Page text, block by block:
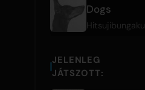
Dogs
Hitsujibungaku
JELENLEG
JÁTSZOTT: